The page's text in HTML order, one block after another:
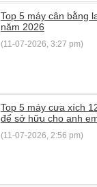
Top 5 máy cân bằng
năm 2026
(11-07-2026, 3:27 pm)
Top 5 máy cưa xích
để sở hữu cho anh
(11-07-2026, 2:56 pm)